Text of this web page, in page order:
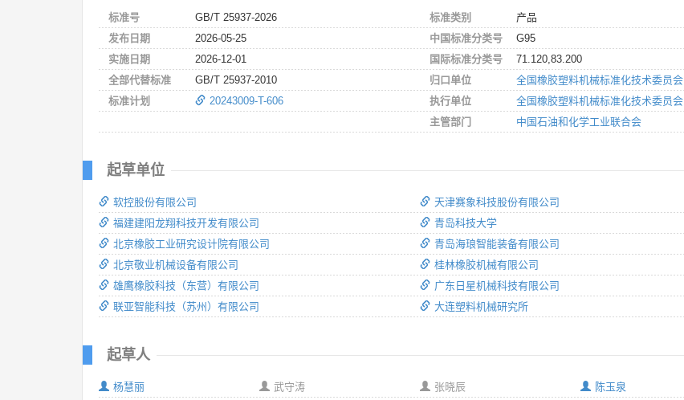
标准号
GB/T 25937-2026
发布日期
2026-05-25
实施日期
2026-12-01
全部代替标准
GB/T 25937-2010
标准计划
20243009-T-606
标准类别
产品
中国标准分类号
G95
国际标准分类号
71.120,83.200
归口单位
全国橡胶塑料机械标准化技术委员会
执行单位
全国橡胶塑料机械标准化技术委员会
主管部门
中国石油和化学工业联合会
起草单位
软控股份有限公司
福建建阳龙翔科技开发有限公司
北京橡胶工业研究设计院有限公司
北京敬业机械设备有限公司
雄鹰橡胶科技（东营）有限公司
联亚智能科技（苏州）有限公司
天津赛象科技股份有限公司
青岛科技大学
青岛海琅智能装备有限公司
桂林橡胶机械有限公司
广东日星机械科技有限公司
大连塑料机械研究所
起草人
杨慧丽
武守涛
张晓辰
陈玉泉